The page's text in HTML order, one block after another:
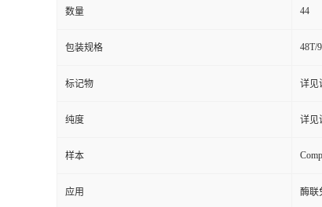
数量 44
包装规格 48T/
标记物 详见
纯度 详见
样本
应用 酶联